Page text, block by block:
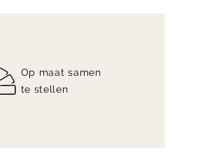
Op maat samen
te stellen